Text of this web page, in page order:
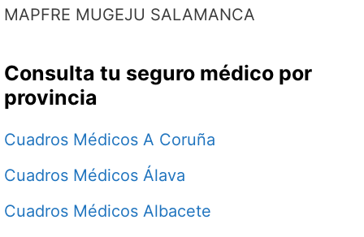
MAPFRE MUGEJU SALAMANCA
Consulta tu seguro médico por
provincia
Cuadros Médicos A Coruña
Cuadros Médicos Álava
Cuadros Médicos Albacete